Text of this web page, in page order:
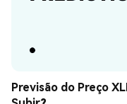
Previsão do Preço